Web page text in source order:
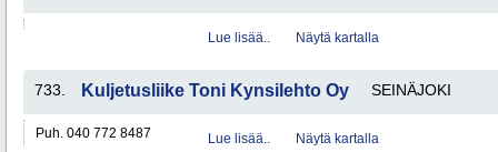
Lue lisää.. Näytä kartalla
733. Kuljetusliike Toni Kynsilehto Oy SEINÄJOKI
Puh. 040 772 8487 Lue lisää.. Näytä kartalla